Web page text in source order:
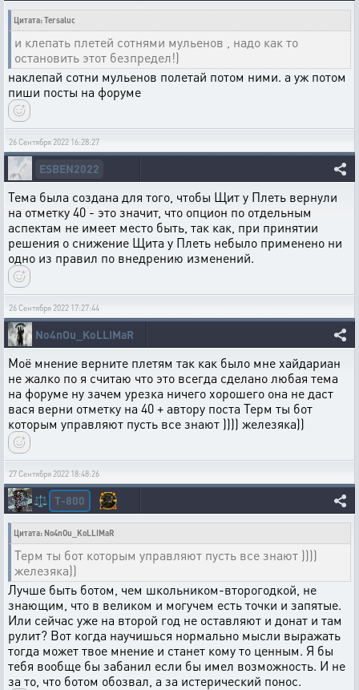
Цитата: Tersaluc
и клепать плетей сотнями мульенов , надо как то
остановить этот безпредел!)
наклепай сотни мульенов полетай потом ними. а уж потом
пиши посты на форуме
26 Сентября 2022 16:28:27
ESBEN2022
Тема была создана для того, чтобы Щит у Плеть вернули
на отметку 40 - это значит, что опцион по отдельным
аспектам не имеет место быть, так как, при принятии
решения о снижение Щита у Плеть небыло применено ни
одно из правил по внедрению изменений.
26 Сентября 2022 17:27:44
No4nOu_KoLLIMaR
Моё мнение верните плетям так как было мне хайдариан
не жалко по я считаю что это всегда сделано любая тема
на форуме ну зачем урезка ничего хорошего она не даст
вася верни отметку на 40 + автору поста Терм ты бот
которым управляют пусть все знают )))) железяка))
27 Сентября 2022 18:48:26
⚖️ T-800
Цитата: No4nOu_KoLLIMaR
Терм ты бот которым управляют пусть все знают ))))
железяка))
Лучше быть ботом, чем школьником-второгодкой, не
знающим, что в великом и могучем есть точки и запятые.
Или сейчас уже на второй год не оставляют и донат и там
рулит? Вот когда научишься нормально мысли выражать
тогда может твое мнение и станет кому то ценным. Я бы
тебя вообще бы забанил если бы имел возможность. И не
за то, что ботом обозвал, а за истерический понос.